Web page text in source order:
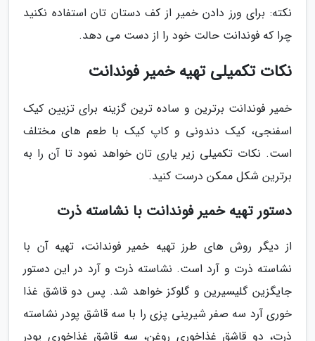
نکته: برای ورز دادن خمیر از کف دستان تان استفاده نکنید
چرا که فوندانت حالت خود را از دست می دهد.
نکات تکمیلی تهیه خمیر فوندانت
خمیر فوندانت برترین و ساده ترین گزینه برای تزیین کیک
اسفنجی، کیک دندونی و کاپ کیک با طعم های مختلف
است. نکات تکمیلی زیر یاری تان خواهد نمود تا آن را به
برترین شکل ممکن درست کنید.
دستور تهیه خمیر فوندانت با نشاسته ذرت
از دیگر روش های طرز تهیه خمیر فوندانت، تهیه آن با
نشاسته ذرت و آرد است. نشاسته ذرت و آرد در این دستور
جایگزین گلیسیرین و گلوکز خواهد شد. پس دو قاشق غذا
خوری آرد سه صفر شیرینی پزی را با سه قاشق پودر نشاسته
ذرت، دو قاشق غذاخوری روغن، سه قاشق غذاخوری پودر